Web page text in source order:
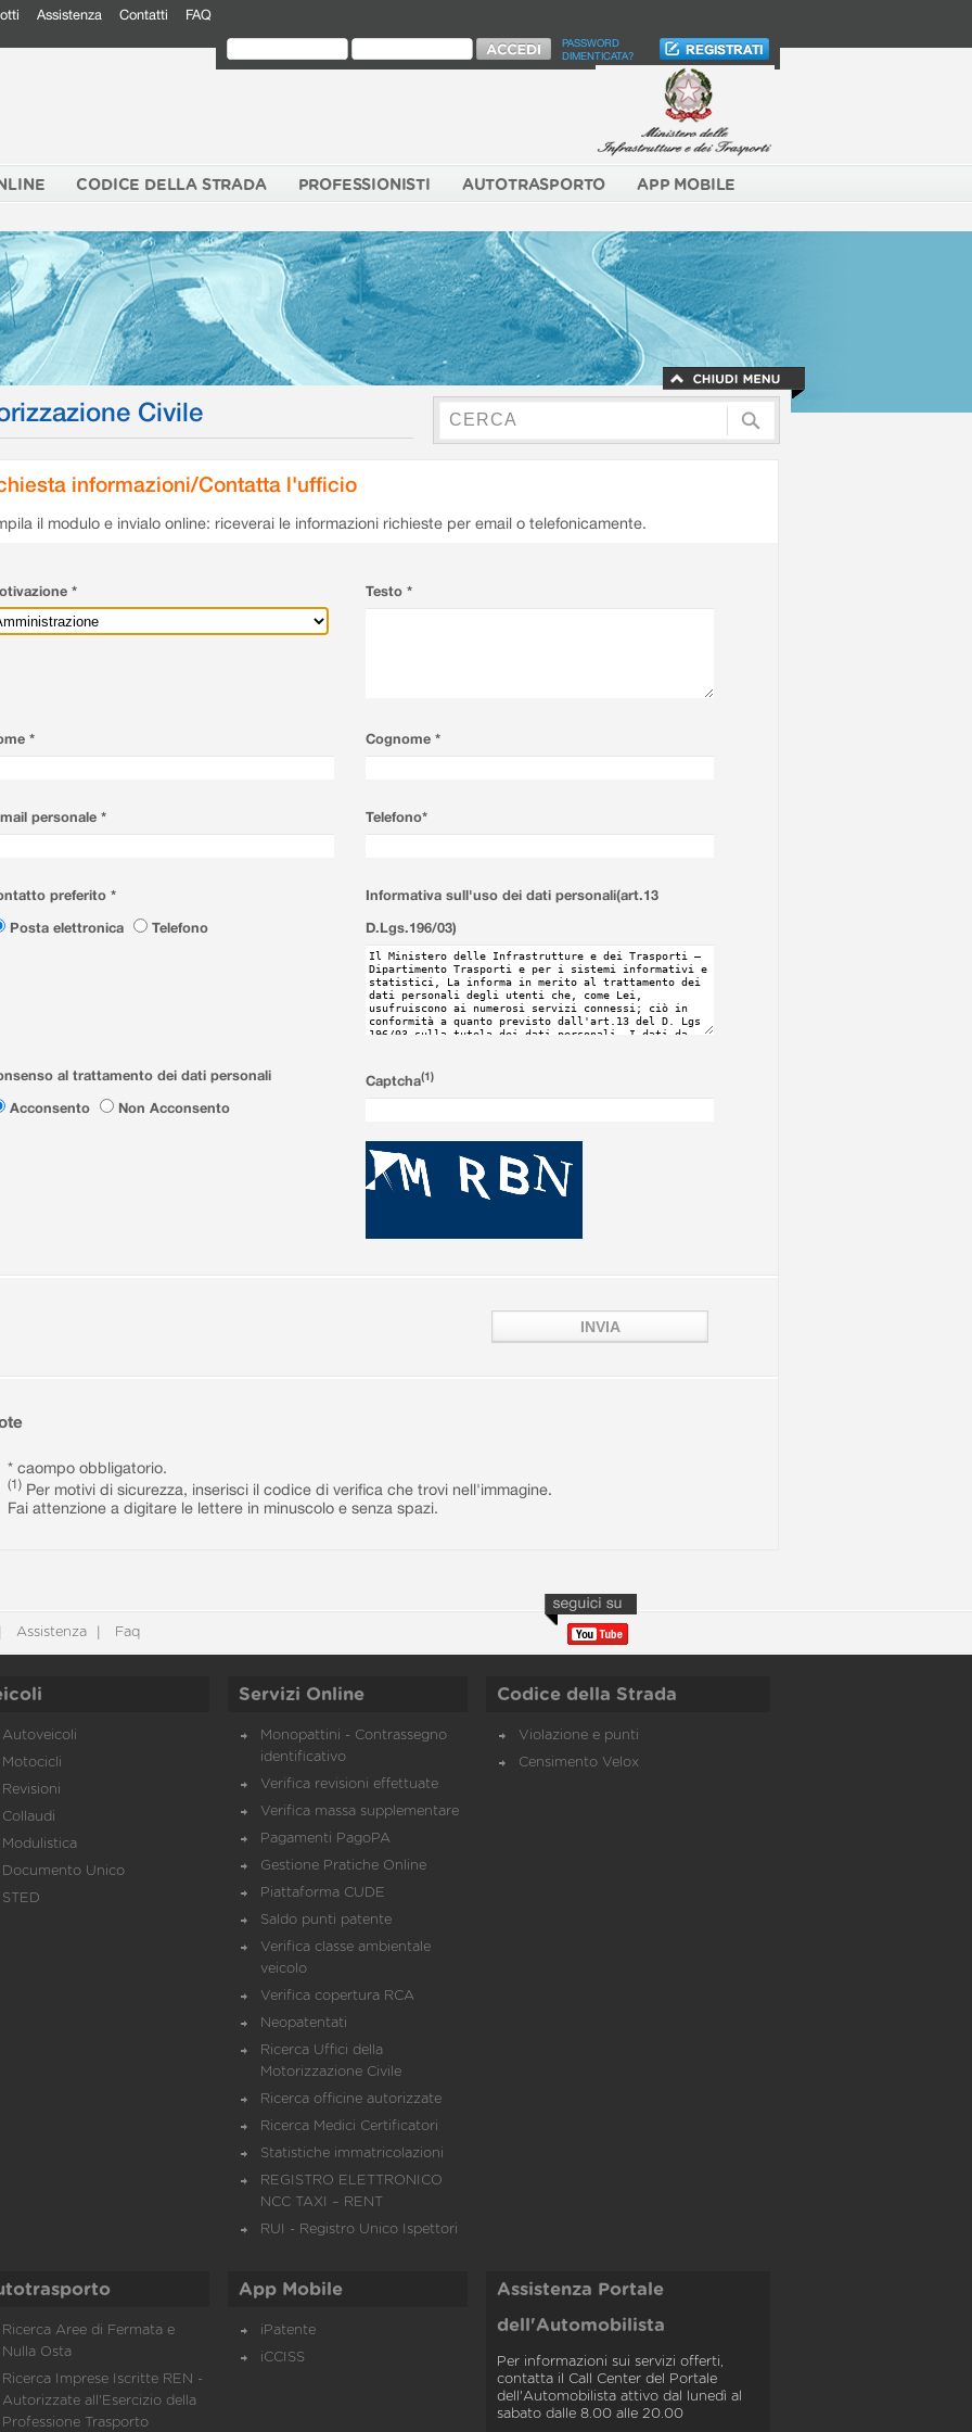
Assistenza Contatti FAQ
PASSWORD
DIMENTICATA?
CODICE DELLA STRADA PROFESSIONISTI AUTOTRASPORTO APP MOBILE
Civile
informazioni/Contatta l'ufficio
il modulo e invialo online: riceverai le informazioni richieste per email o telefonicamente.
* Testo *
* Cognome *
personale * Telefono*
preferito *
Posta elettronica
Telefono
Informativa sull'uso dei dati personali(art.13
D.Lgs.196/03)
al trattamento dei dati personali
Acconsento
Non Acconsento
Captcha(1)
* caompo obbligatorio.
(1) Per motivi di sicurezza, inserisci il codice di verifica che trovi nell'immagine.
Fai attenzione a digitare le lettere in minuscolo e senza spazi.
Assistenza Faq
Autoveicoli
Motocicli
Revisioni
Collaudi
Modulistica
Documento Unico
STED
Servizi Online
Monopattini - Contrassegno
identificativo
Verifica revisioni effettuate
Verifica massa supplementare
Pagamenti PagoPA
Gestione Pratiche Online
Piattaforma CUDE
Saldo punti patente
Verifica classe ambientale
veicolo
Verifica copertura RCA
Neopatentati
Ricerca Uffici della
Motorizzazione Civile
Ricerca officine autorizzate
Ricerca Medici Certificatori
Statistiche immatricolazioni
REGISTRO ELETTRONICO
NCC TAXI – RENT
RUI - Registro Unico Ispettori
Codice della Strada
Violazione e punti
Censimento Velox
Ricerca Aree di Fermata e
Nulla Osta
Ricerca Imprese Iscritte REN -
Autorizzate all'Esercizio della
Professione Trasporto
App Mobile
iPatente
iCCISS
Assistenza Portale
dell'Automobilista
Per informazioni sui servizi offerti,
contatta il Call Center del Portale
dell'Automobilista attivo dal lunedì al
sabato dalle 8.00 alle 20.00